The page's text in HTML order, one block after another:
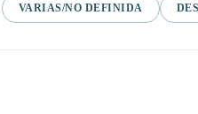
VARIAS/NO DEFINIDA